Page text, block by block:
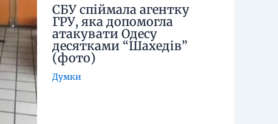
СБУ спіймала агентку
ГРУ, яка допомогла
атакувати Одесу
десятками “Шахедів”
(фото)
Думки